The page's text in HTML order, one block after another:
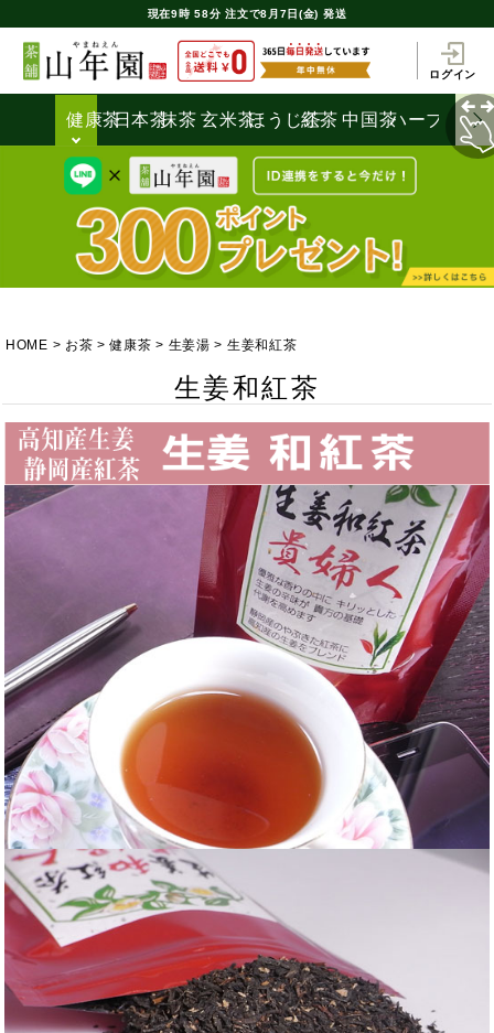
現在9時 58分 注文で8月7日(金) 発送
ログイン
健康茶日本茶抹茶 玄米茶ほうじ茶
紅茶 中国茶ハーブティ
HOME お茶 健康茶 生姜湯 生姜和紅茶
生姜和紅茶